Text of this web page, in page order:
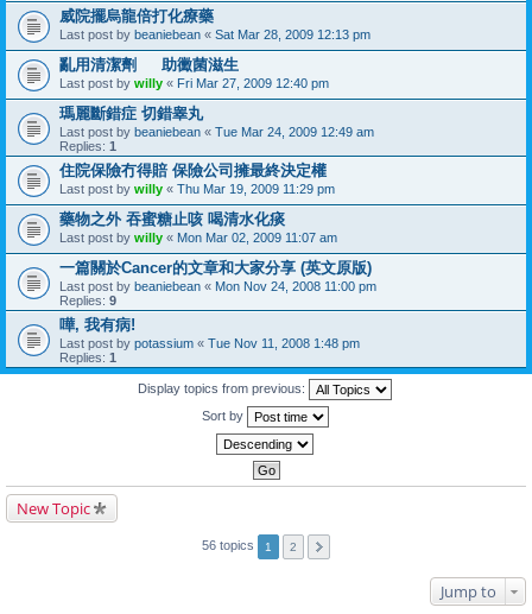
威院擺烏龍倍打化療藥
Last post by beaniebean « Sat Mar 28, 2009 12:13 pm
亂用清潔劑 助黴菌滋生
Last post by willy « Fri Mar 27, 2009 12:40 pm
瑪麗斷錯症 切錯睾丸
Last post by beaniebean « Tue Mar 24, 2009 12:49 am
Replies: 1
住院保險冇得賠 保險公司擁最終決定權
Last post by willy « Thu Mar 19, 2009 11:29 pm
藥物之外 吞蜜糖止咳 喝清水化痰
Last post by willy « Mon Mar 02, 2009 11:07 am
一篇關於Cancer的文章和大家分享 (英文原版)
Last post by beaniebean « Mon Nov 24, 2008 11:00 pm
Replies: 9
嘩, 我有病!
Last post by potassium « Tue Nov 11, 2008 1:48 pm
Replies: 1
Display topics from previous:
Sort by
New Topic
56 topics 1 2
Jump to